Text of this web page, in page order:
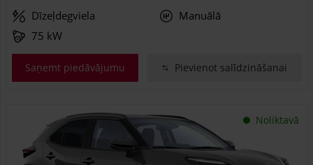
Dīzeļdegviela
Manuālā
75 kW
Saņemt piedāvājumu Pievienot salīdzināšanai
Noliktavā